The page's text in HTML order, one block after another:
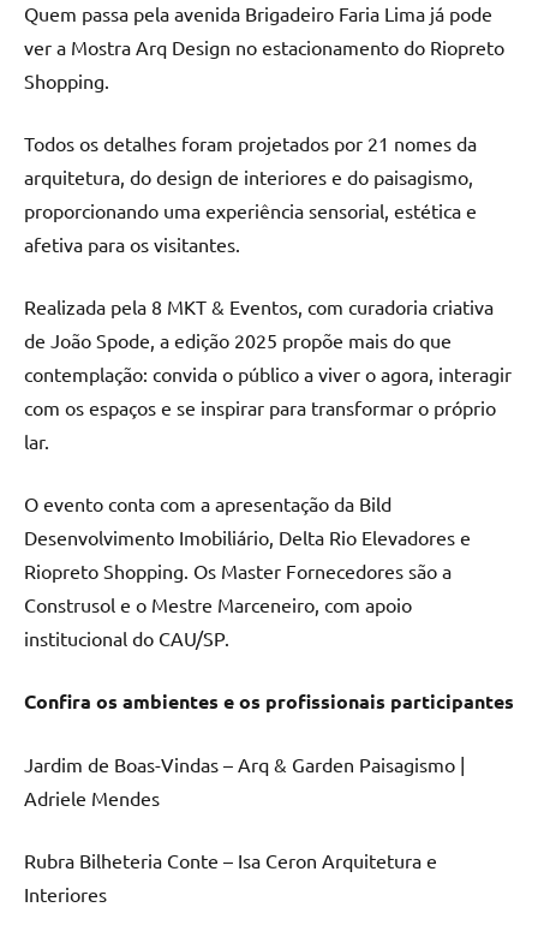
Quem passa pela avenida Brigadeiro Faria Lima já pode
ver a Mostra Arq Design no estacionamento do Riopreto
Shopping.
Todos os detalhes foram projetados por 21 nomes da
arquitetura, do design de interiores e do paisagismo,
proporcionando uma experiência sensorial, estética e
afetiva para os visitantes.
Realizada pela 8 MKT & Eventos, com curadoria criativa
de João Spode, a edição 2025 propõe mais do que
contemplação: convida o público a viver o agora, interagir
com os espaços e se inspirar para transformar o próprio
lar.
O evento conta com a apresentação da Bild
Desenvolvimento Imobiliário, Delta Rio Elevadores e
Riopreto Shopping. Os Master Fornecedores são a
Construsol e o Mestre Marceneiro, com apoio
institucional do CAU/SP.
Confira os ambientes e os profissionais participantes
Jardim de Boas-Vindas – Arq & Garden Paisagismo |
Adriele Mendes
Rubra Bilheteria Conte – Isa Ceron Arquitetura e
Interiores